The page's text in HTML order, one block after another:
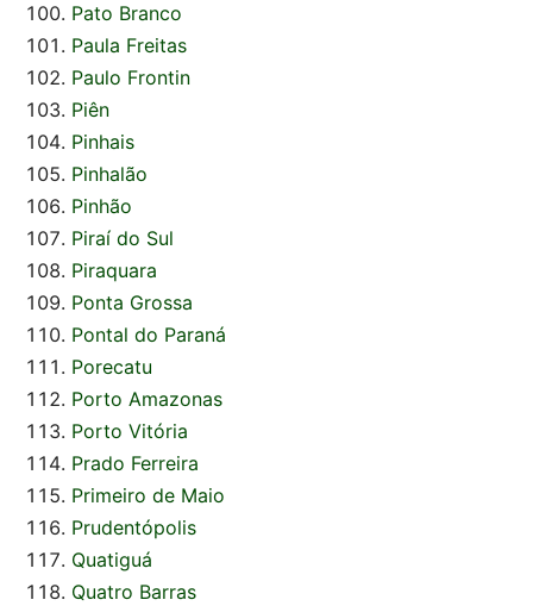
Pato Branco
Paula Freitas
Paulo Frontin
Piên
Pinhais
Pinhalão
Pinhão
Piraí do Sul
Piraquara
Ponta Grossa
Pontal do Paraná
Porecatu
Porto Amazonas
Porto Vitória
Prado Ferreira
Primeiro de Maio
Prudentópolis
Quatiguá
Quatro Barras